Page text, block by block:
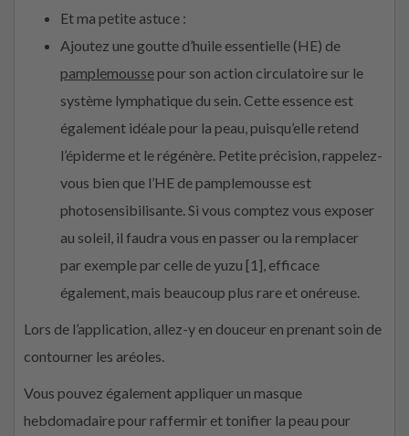
Et ma petite astuce :
Ajoutez une goutte d’huile essentielle (HE) de
pamplemoussepour son action circulatoire sur le
système lymphatique du sein. Cette essence est
également idéale pour la peau, puisqu’elle retend
l’épiderme et le régénère. Petite précision, rappelez-
vous bien que l’HE de pamplemousse est
photosensibilisante. Si vous comptez vous exposer
au soleil, il faudra vous en passer ou la remplacer
par exemple par celle de yuzu [1], efficace
également, mais beaucoup plus rare et onéreuse.
Lors de l’application, allez-y en douceur en prenant soin de
contourner les aréoles.
Vous pouvez également appliquer un masque
hebdomadaire pour raffermir et tonifier la peau pour